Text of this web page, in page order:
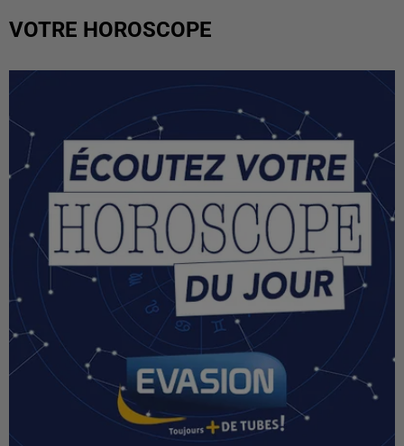
VOTRE HOROSCOPE